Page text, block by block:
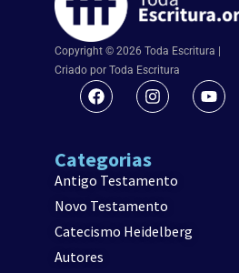
Copyright © 2026 Toda Escritura |
Criado por Toda Escritura
Categorias
Antigo Testamento
Novo Testamento
Catecismo Heidelberg
Autores